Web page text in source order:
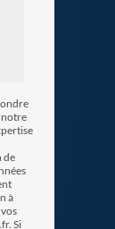
notre
de
à
Si